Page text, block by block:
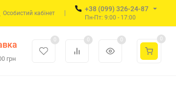
Особистий кабінет
+38 (099) 326-24-87
Пн-Пт: 9:00 - 17:00
грн
0 0 0 0